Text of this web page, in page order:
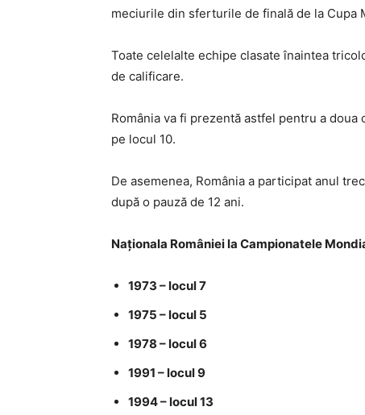
meciurile din sferturile de finală de la Cupa
Toate celelalte echipe clasate înaintea
de calificare.
România va fi prezentă astfel pentru a
pe locul 10.
De asemenea, România a participat anul
după o pauză de 12 ani.
Naționala României la Campionatele
1973 – locul 7
1975 – locul 5
1978 – locul 6
1991 – locul 9
1994 – locul 13